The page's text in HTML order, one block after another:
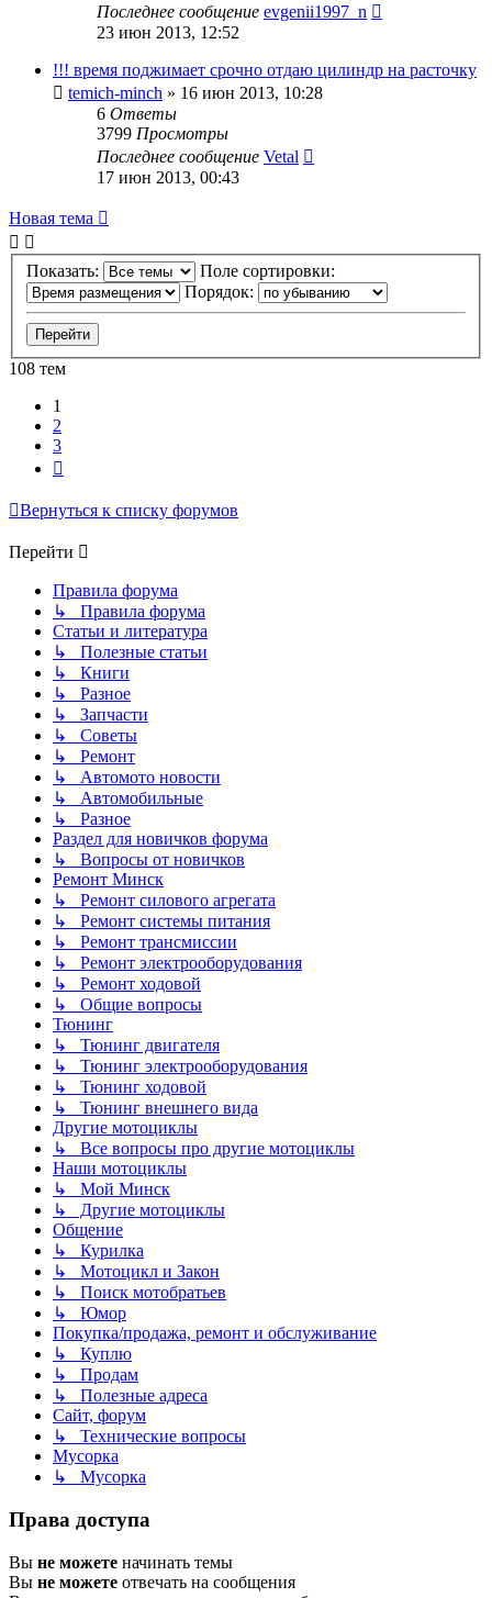
Последнее сообщение evgenii1997_n
23 июн 2013, 12:52
!!! время поджимает срочно отдаю цилиндр на расточку
temich-minch » 16 июн 2013, 10:28
6 Ответы
3799 Просмотры
Последнее сообщение Vetal
17 июн 2013, 00:43
Новая тема
Показать:
Поле сортировки:
Порядок:
108 тем
1
2
3
Вернуться к списку форумов
Перейти
Правила форума
↳ Правила форума
Статьи и литература
↳ Полезные статьи
↳ Книги
↳ Разное
↳ Запчасти
↳ Советы
↳ Ремонт
↳ Автомото новости
↳ Автомобильные
↳ Разное
Раздел для новичков форума
↳ Вопросы от новичков
Ремонт Минск
↳ Ремонт силового агрегата
↳ Ремонт системы питания
↳ Ремонт трансмиссии
↳ Ремонт электрооборудования
↳ Ремонт ходовой
↳ Общие вопросы
Тюнинг
↳ Тюнинг двигателя
↳ Тюнинг электрооборудования
↳ Тюнинг ходовой
↳ Тюнинг внешнего вида
Другие мотоциклы
↳ Все вопросы про другие мотоциклы
Наши мотоциклы
↳ Мой Минск
↳ Другие мотоциклы
Общение
↳ Курилка
↳ Мотоцикл и Закон
↳ Поиск мотобратьев
↳ Юмор
Покупка/продажа, ремонт и обслуживание
↳ Куплю
↳ Продам
↳ Полезные адреса
Сайт, форум
↳ Технические вопросы
Мусорка
↳ Мусорка
Права доступа
Вы не можете начинать темы
Вы не можете отвечать на сообщения